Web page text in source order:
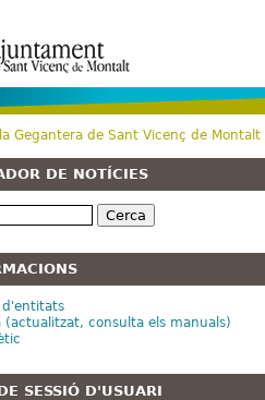
aquí
Gegantera de Sant Vicenç de Montalt
DE NOTÍCIES
d'entitats
(actualitzat, consulta els manuals)
SESSIÓ D'USUARI